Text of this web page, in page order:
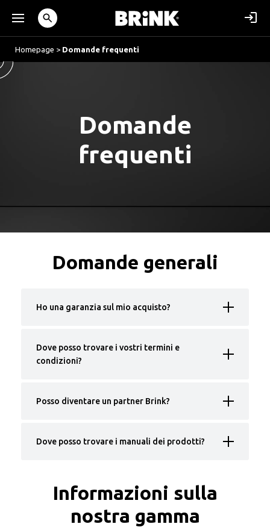
Homepage > Domande frequenti
Domande
frequenti
Domande generali
Ho una garanzia sul mio acquisto?
Dove posso trovare i vostri termini e
condizioni?
Posso diventare un partner Brink?
Dove posso trovare i manuali dei prodotti?
Informazioni sulla
nostra gamma